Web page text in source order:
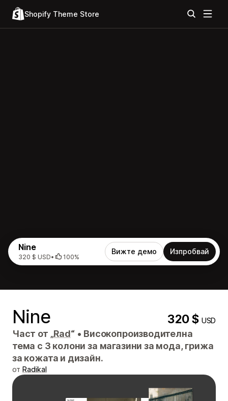
Shopify Theme Store
Nine
320 $ USD• 100%
Вижте демо Изпробвай
Nine 320 $USD
Част от „Rad“ • Високопроизводителна
тема с 3 колони за магазини за мода, грижа
за кожата и дизайн.
от Radikal